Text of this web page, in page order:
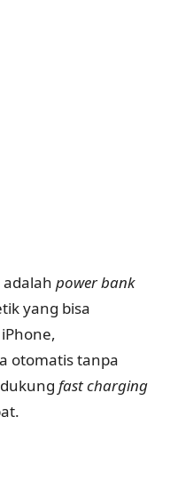
powerbank
yang bisa
otomatis tanpa
fast charging